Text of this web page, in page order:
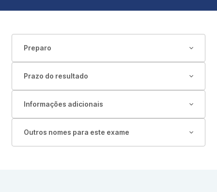
Preparo
Prazo do resultado
Informações adicionais
Outros nomes para este exame